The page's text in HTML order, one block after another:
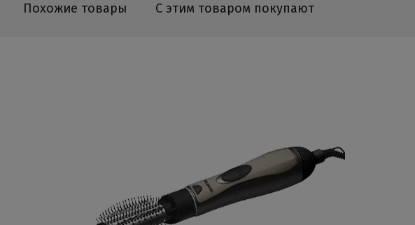
Похожие товары С этим товаром покупают